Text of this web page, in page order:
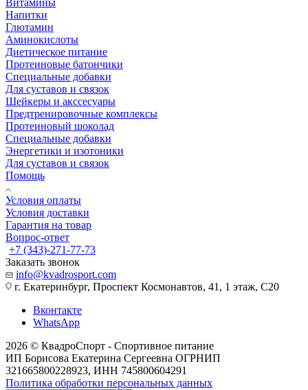
Напитки
Глютамин
Аминокислоты
Диетическое питание
Протеиновые батончики
Специальные добавки
Для суставов и связок
Шейкеры и акссесуары
Предтренировочные комплексы
Протеиновый шоколад
Специальные добавки
Энергетики и изотоники
Для суставов и связок
Помощь
Условия оплаты
Условия доставки
Гарантия на товар
Вопрос-ответ
+7 (343)-271-77-73
Заказать звонок
info@kvadrosport.com
г. Екатеринбург, Проспект Космонавтов, 41, 1 этаж, С20
Вконтакте
WhatsApp
2026 © КвадроСпорт - Спортивное питание
ИП Борисова Екатерина Сергеевна ОГРНИП
321665800228923, ИНН 745800604291
Политика обработки персональных данных